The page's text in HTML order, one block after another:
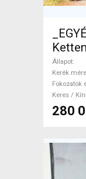
Állapot
Kerék
Fokozatok
Keres /
280